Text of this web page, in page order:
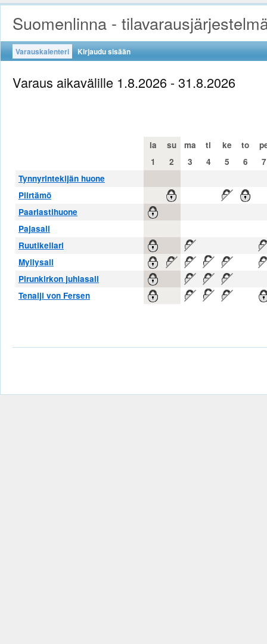
Suomenlinna -
Varauskalenteri Kirjaudu sisään
Varaus aikavälille 1.8.2026 - 31.8.2026
la su ma ti ke to
1
2 3 4 5 6
7
Tynnyrintekijän huone
Piirtämö
Paarlastihuone
Pajasali
Ruutikellari
Myllysali
Pirunkirkon juhlasali
Tenalji von Fersen